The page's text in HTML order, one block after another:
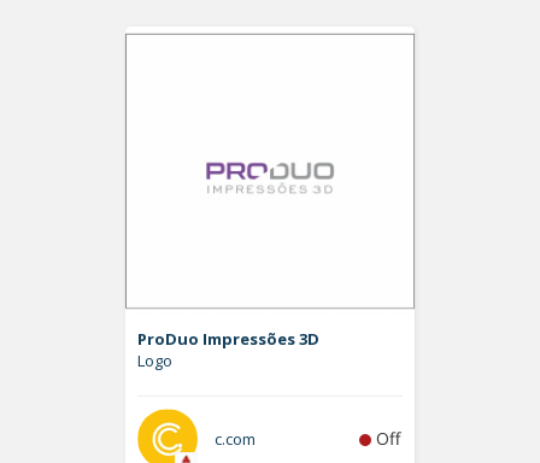
ProDuo Impressões 3D
Logo
c.com Off